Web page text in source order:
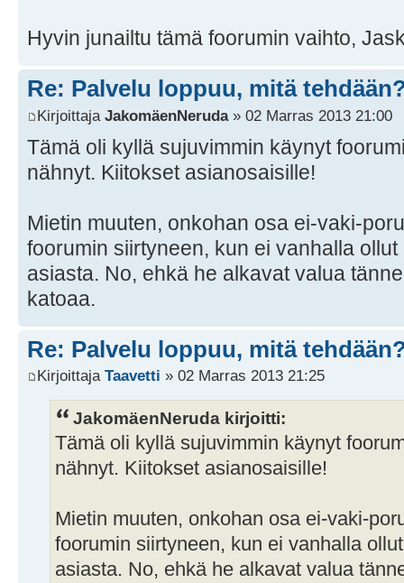
Hyvin junailtu tämä foorumin vaihto,
Re: Palvelu loppuu, mitä
Kirjoittaja JakomäenNeruda» 02 Marras 2013 21:00
Tämä oli kyllä sujuvimmin käynyt
nähnyt. Kiitokset asianosaisille!
Mietin muuten, onkohan osa ei-vaki-
foorumin siirtyneen, kun ei vanhalla
asiasta. No, ehkä he alkavat valua
katoaa.
Re: Palvelu loppuu, mitä
Kirjoittaja Taavetti » 02 Marras 2013 21:25
JakomäenNeruda kirjoitti:
Tämä oli kyllä sujuvimmin käynyt
nähnyt. Kiitokset asianosaisille!
Mietin muuten, onkohan osa ei-vaki-
foorumin siirtyneen, kun ei vanhalla
asiasta. No, ehkä he alkavat valua